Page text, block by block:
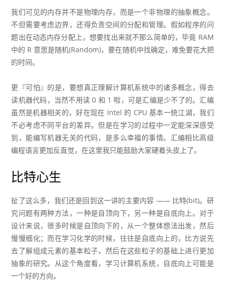
我们可见的内存并不是物理内存，而是一个非物理的抽象概念。
不但需要考虑边界，还得负责空间的分配和管理。假如程序的问
题出在动态内存分配上，想要找出来就不那么简单的，毕竟 RAM
中的 R 意思是随机(Random)，要在随机中找确定，难免要花大把
的时间。
更『可怕』的是，要想真正理解计算机系统中的诸多概念，得去
读机器代码，当然不用读 0 和 1 啦，可是汇编是少不了的。汇编
虽然是机器相关的，好在现在 Intel 的 CPU 基本一统江湖，我们
不必考虑不同平台的差异。但是在学习的过程中一定能深深感受
到，能编写机器无关的代码，是多么幸福的事情。汇编相比高级
编程语言更加反直觉，在这里我只能鼓励大家硬着头皮上了。
比特心生
扯了这么多，我们还是回到这一讲的主要内容 —— 比特(bit)。研
究问题有两种方法，一种是自顶向下，另一种是自底向上。对于
设计来说，很多时候是自顶向下的，从一个整体想法出发，然后
慢慢细化；而在学习化学的时候，往往是自底向上的，比方说先
去了解组成元素的基本粒子，然后在这些粒子的基础上进行更加
抽象的研究。从这个角度看，学习计算机系统，自底向上可能是
一个好的方向。